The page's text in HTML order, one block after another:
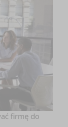
firmę do